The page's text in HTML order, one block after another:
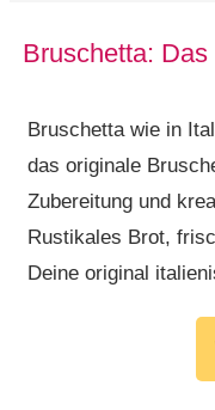
Bruschetta:
Bruschetta wie in
das originale
Zubereitung und
Rustikales Brot,
Deine original